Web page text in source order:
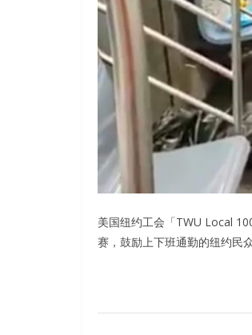
美国纽约工会「TWU Local
赛，鼓励上下班通勤的纽约民